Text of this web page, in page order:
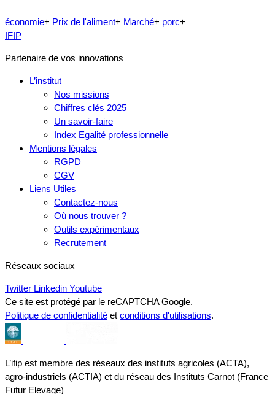
économie+ Prix de l'aliment+ Marché+ porc+
IFIP
Partenaire de vos innovations
L’institut
Nos missions
Chiffres clés 2025
Un savoir-faire
Index Egalité professionnelle
Mentions légales
RGPD
CGV
Liens Utiles
Contactez-nous
Où nous trouver ?
Outils expérimentaux
Recrutement
Réseaux sociaux
Twitter Linkedin Youtube
Ce site est protégé par le reCAPTCHA Google.
Politique de confidentialité et conditions d'utilisations.
L’ifip est membre des réseaux des instituts agricoles (ACTA),
agro-industriels (ACTIA) et du réseau des Instituts Carnot (France
Futur Elevage)